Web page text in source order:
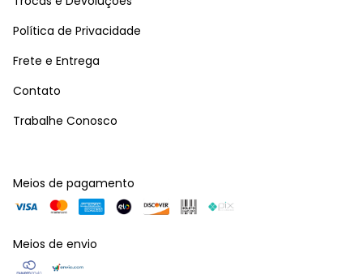
Política de Privacidade
Frete e Entrega
Contato
Trabalhe Conosco
Meios de pagamento
Meios de envio